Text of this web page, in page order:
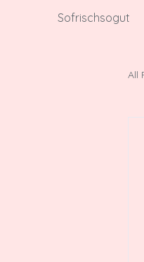
Sofrischsogut
All